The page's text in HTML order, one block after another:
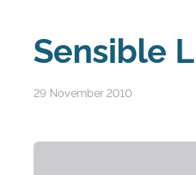
Sensible
29 November 2010